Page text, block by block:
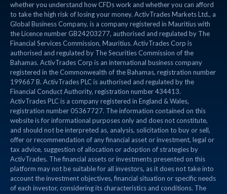
whether you understand how CFDs work and whether you can afford
to take the high risk of losing your money. ActivTrades Markets Ltd., a
Global Business Company, is a company registered in Mauritius with
the Licence number GB24203277, authorised and regulated by The
Financial Services Commission, Mauritius. ActivTrades Corp is
authorised and regulated by The Securities Commission of the
Bahamas. ActivTrades Corp is an international business company
registered in the Commonwealth of the Bahamas, registration number
199667 B. ActivTrades PLC is authorised and regulated by the
Financial Conduct Authority, registration number 434413.
ActivTrades PLC is a company registered in England & Wales,
registration number 05367727. The information contained on this
website is for informational purposes only and does not constitute,
and should not be interpreted as, analysis, solicitation to buy or sell,
offer or recommendation of any financial asset or investment, legal or
tax advice, suggestion of allocation or adoption of strategies by
ActivTrades. The financial assets or investments presented on this
platform may not be suitable for all investors, as it does not take into
account the investment objectives, financial situation or specific needs
of each investor, considering its characteristics and conditions. The